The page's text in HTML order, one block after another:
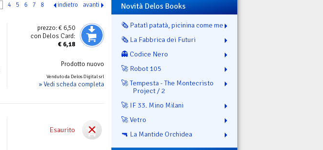
4 5 6 7 8 indietro avanti
prezzo:€ 6,50
con Delos Card:
€ 6,18
Prodotto nuovo
Venduto da Delos Digital srl
» Vedi scheda completa
Esaurito
Novità Delos Books
🗞️ Patatì patatà, picinina come me
🗞️ La Fabbrica dei Futuri
👻 Codice Nero
🚀 Robot 105
🚀 Tempesta - The Montecristo
Project / 2
🚀 IF 33. Mino Milani
🚀 Vetro
🔫 La Mantide Orchidea